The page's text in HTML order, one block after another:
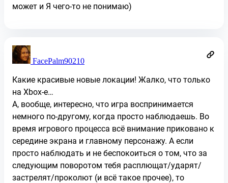
может и Я чего-то не понимаю)
FacePalm90210
Какие красивые новые локации! Жалко, что только
на Xbox-e…
А, вообще, интересно, что игра воспринимается
немного по-другому, когда просто наблюдаешь. Во
время игрового процесса всё внимание приковано к
середине экрана и главному персонажу. А если
просто наблюдать и не беспокоиться о том, что за
следующим поворотом тебя расплющат/ударят/
застрелят/проколют (и всё такое прочее), то